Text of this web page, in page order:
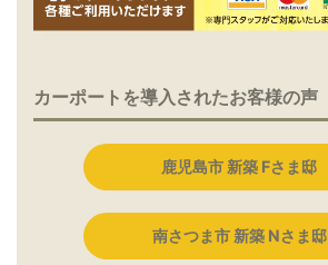
カーポートを導入されたお客様の声
鹿児島市 新築 Fさま邸
南さつま市 新築 Nさま邸